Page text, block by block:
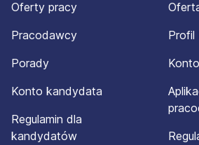
Oferty pracy
Pracodawcy
Porady
Konto kandydata
Regulamin dla
kandydatów
Profil